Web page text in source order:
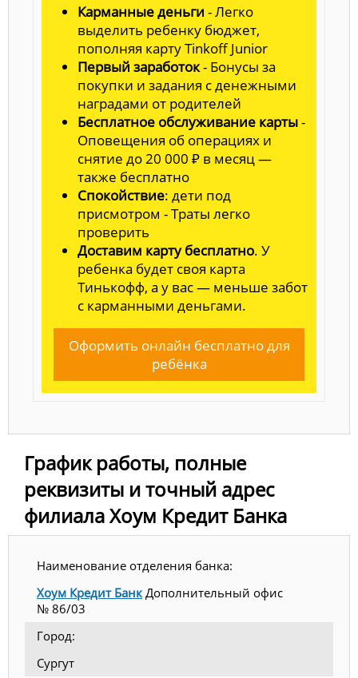
Карманные деньги - Легко
выделить ребенку бюджет,
пополняя карту Tinkoff Junior
Первый заработок- Бонусы за
покупки и задания с денежными
наградами от родителей
Бесплатное обслуживание карты-
Оповещения об операциях и
снятие до 20 000 ₽ в месяц —
также бесплатно
Спокойствие: дети под
присмотром - Траты легко
проверить
Доставим карту бесплатно. У
ребенка будет своя карта
Тинькофф, а у вас — меньше забот
с карманными деньгами.
Оформить онлайн бесплатно для
ребёнка
График работы, полные
реквизиты и точный адрес
филиала Хоум Кредит Банка
Наименование отделения банка:
Хоум Кредит БанкДополнительный офис
№ 86/03
Город:
Сургут